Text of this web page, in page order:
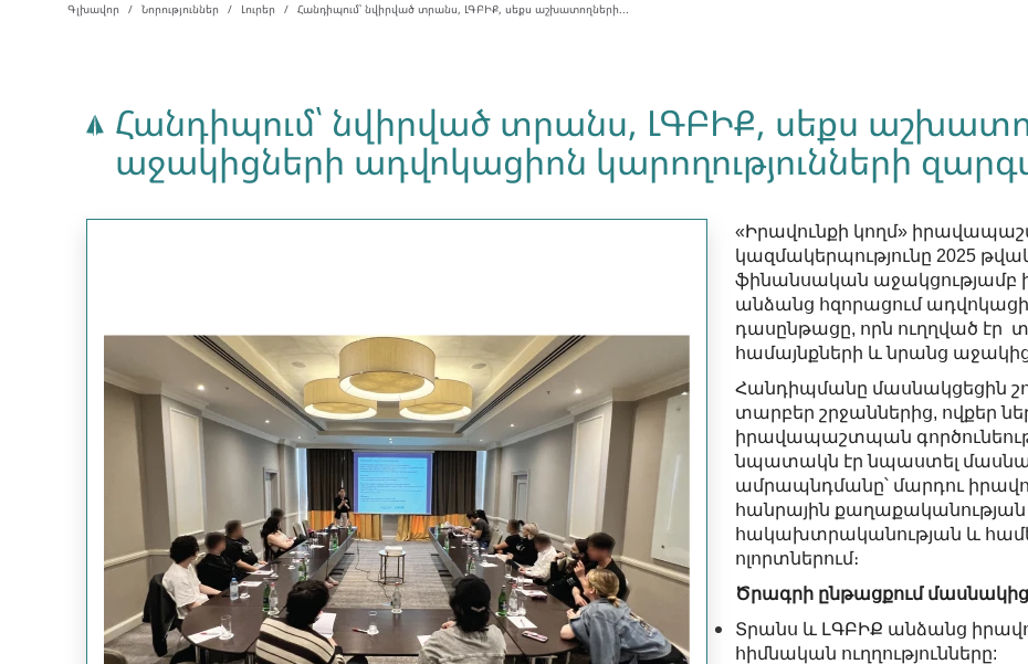
Գլխավոր Նորություններ Լուրեր Հանդիպում՝ նվիրված տրանս, ԼԳԲԻՔ, սեքս աշխատողների...
Հանդիպում՝ նվիրված տրանս, ԼԳԲԻՔ, սեքս
աջակիցների ադվոկացիոն կարողությունների
«Իրավունքի կողմ»
կազմակերպությունը 2025
ֆինանսական աջակցությամբ
անձանց հզորացում
դասընթացը, որն ուղղված էր
համայնքների և նրանց
Հանդիպմանը մասնակցեցին
տարբեր շրջաններից, ովքեր
իրավապաշտպան
նպատակն էր նպաստել
ամրապնդմանը՝ մարդու
հանրային քաղաքականության
հակախտրականության և
ոլորտներում։
Ծրագրի ընթացքում
Տրանս և ԼԳԲԻՔ անձանց
հիմնական ուղղությունները: